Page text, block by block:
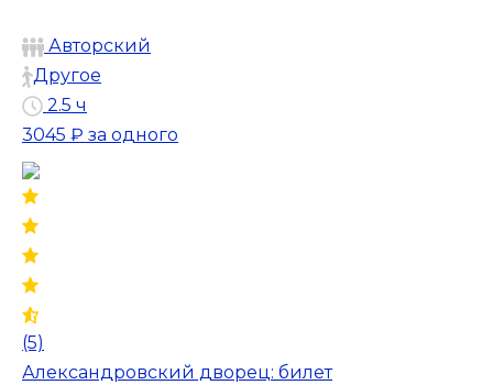
Авторский
Другое
2.5 ч
3045 ₽ за одного
(5)
Александровский дворец: билет